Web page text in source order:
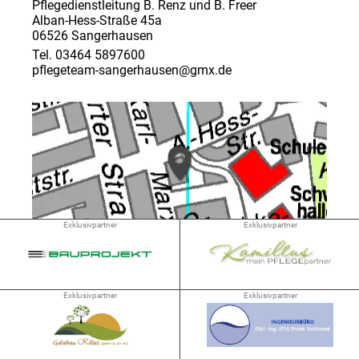
Pflegedienstleitung B. Renz und B. Freer
Alban-Hess-Straße 45a
06526 Sangerhausen
Tel. 03464 5897600
pflegeteam-sangerhausen@gmx.de
➜ 0.6 km
Exklusivpartner Exklusivpartner
Exklusivpartner Exklusivpartner